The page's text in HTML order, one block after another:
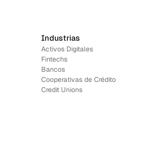
Industrias
Activos Digitales
Fintechs
Bancos
Cooperativas de Crédito
Credit Unions